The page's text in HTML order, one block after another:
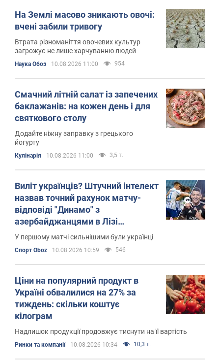
На Землі масово зникають овочі:
вчені забили тривогу
Втрата різноманіття овочевих культур
загрожує не лише харчуванню людей
Наука Обоз 10.08.2026 11:00 954
Смачний літній салат із запечених
баклажанів: на кожен день і для
святкового столу
Додайте ніжну заправку з грецького
йогурту
Кулінарія 10.08.2026 11:00 3,5 т.
Виліт українців? Штучний інтелект
назвав точний рахунок матчу-
відповіді "Динамо" з
азербайджанцями в Лізі
конференцій
У першому матчі сильнішими були українці
Спорт Oboz 10.08.2026 10:59 546
Ціни на популярний продукт в
Україні обвалилися на 27% за
тиждень: скільки коштує
кілограм
Надлишок продукції продовжує тиснути на її вартість
Ринки та компанії 10.08.2026 10:34 10,3 т.